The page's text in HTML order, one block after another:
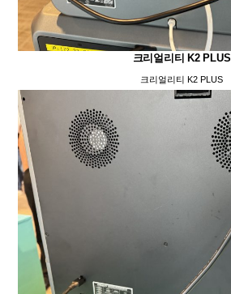
크리얼리티 K2 PLUS
크리얼리티 K2 PLUS